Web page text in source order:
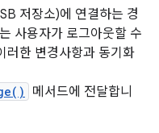
저장소)에 연결하는 경
사용자가 로그아웃할 수
러한 변경사항과 동기화
메서드에 전달합니